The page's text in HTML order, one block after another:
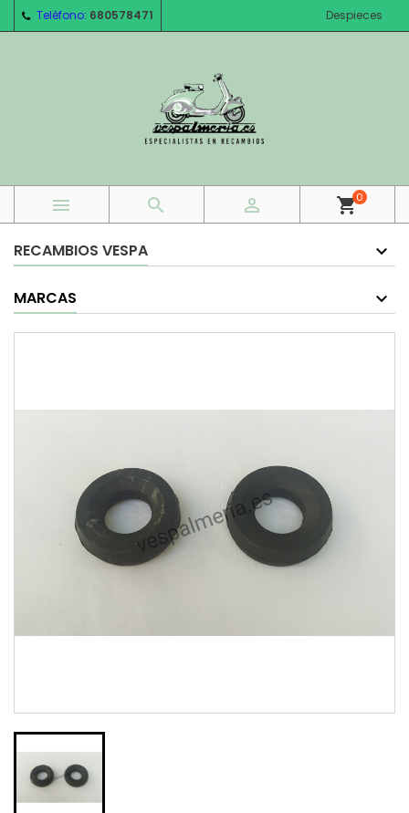
Teléfono: 680578471 Despieces
   shopping_cart0
RECAMBIOS VESPA
MARCAS